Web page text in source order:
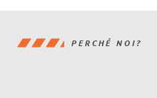
PERCHÉ NOI?